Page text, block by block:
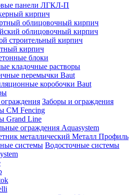
панели ЛГКЛ-П
кирпич
облицовочный кирпич
облицовочный кирпич
строительный кирпич
кирпич
блоки
кладочные растворы
перемычки Baut
коробочки Baut
Заборы и ограждения
CM Fencing
Grand Line
ограждения Aquasystem
металлический Металл Профиль
Водосточные системы